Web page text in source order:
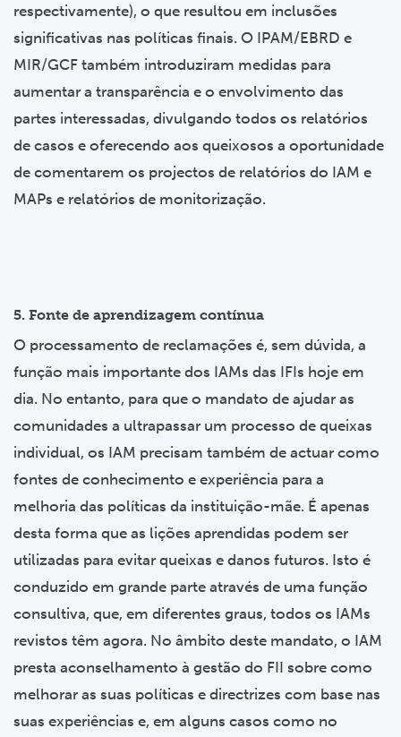
respectivamente), o que resultou em inclusões
significativas nas políticas finais. O IPAM/EBRD e
MIR/GCF também introduziram medidas para
aumentar a transparência e o envolvimento das
partes interessadas, divulgando todos os relatórios
de casos e oferecendo aos queixosos a oportunidade
de comentarem os projectos de relatórios do IAM e
MAPs e relatórios de monitorização.
5. Fonte de aprendizagem contínua
O processamento de reclamações é, sem dúvida, a
função mais importante dos IAMs das IFIs hoje em
dia. No entanto, para que o mandato de ajudar as
comunidades a ultrapassar um processo de queixas
individual, os IAM precisam também de actuar como
fontes de conhecimento e experiência para a
melhoria das políticas da instituição-mãe. É apenas
desta forma que as lições aprendidas podem ser
utilizadas para evitar queixas e danos futuros. Isto é
conduzido em grande parte através de uma função
consultiva, que, em diferentes graus, todos os IAMs
revistos têm agora. No âmbito deste mandato, o IAM
presta aconselhamento à gestão do FII sobre como
melhorar as suas políticas e directrizes com base nas
suas experiências e, em alguns casos como no